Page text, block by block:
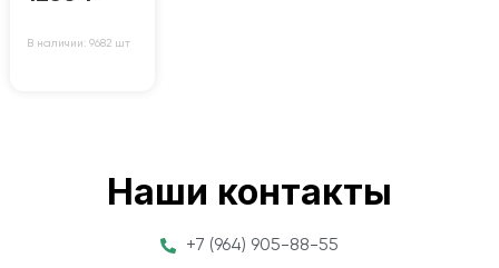
В наличии: 9682 шт
Наши контакты
+7 (964) 905-88-55